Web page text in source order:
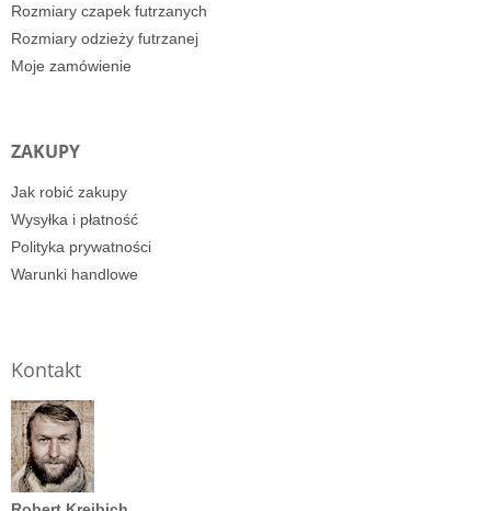
Rozmiary czapek futrzanych
Rozmiary odzieży futrzanej
Moje zamówienie
ZAKUPY
Jak robić zakupy
Wysyłka i płatność
Polityka prywatności
Warunki handlowe
Kontakt